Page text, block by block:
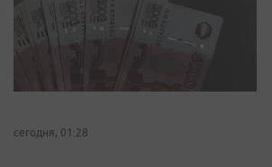
сегодня, 01:28